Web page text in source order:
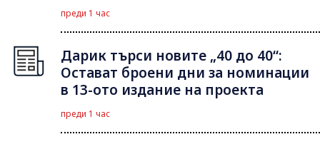
преди 1 час
Дарик търси новите „40 до 40“:
Остават броени дни за номинации
в 13-ото издание на проекта
преди 1 час